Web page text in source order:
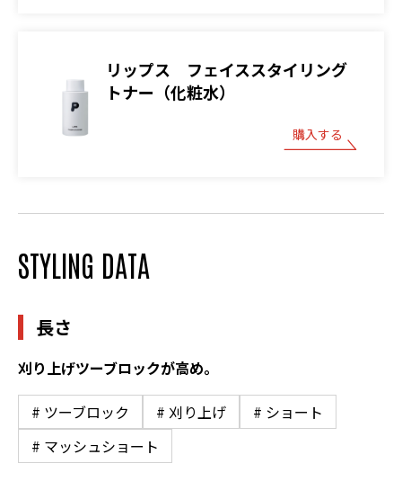
リップス フェイススタイリング
トナー（化粧水）
購入する
STYLING DATA
長さ
刈り上げツーブロックが高め。
# ツーブロック # 刈り上げ
# ショート
# マッシュショート